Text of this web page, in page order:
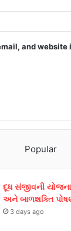
and
Popular
દૂધ સંજીવની
અને બાળશક્તિ
3 days ago